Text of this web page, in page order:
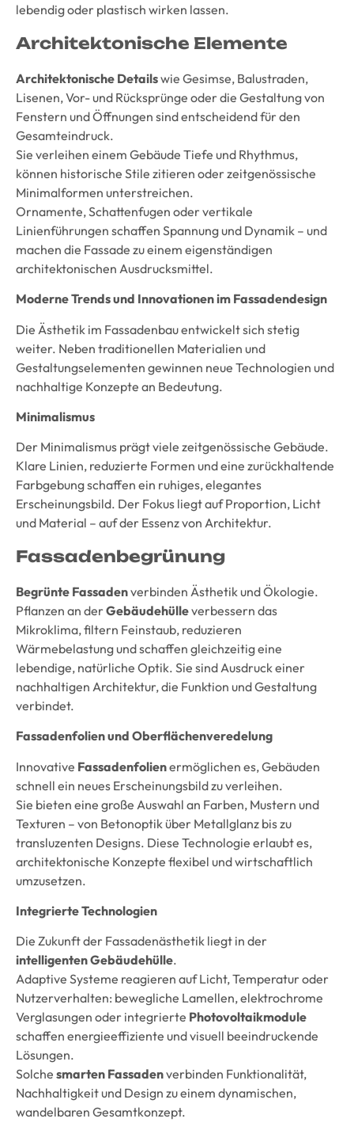
lebendig oder plastisch wirken lassen.
Architektonische Elemente
Architektonische Detailswie Gesimse, Balustraden,
Lisenen, Vor- und Rücksprünge oder die Gestaltung von
Fenstern und Öffnungen sind entscheidend für den
Gesamteindruck.
Sie verleihen einem Gebäude Tiefe und Rhythmus,
können historische Stile zitieren oder zeitgenössische
Minimalformen unterstreichen.
Ornamente, Schattenfugen oder vertikale
Linienführungen schaffen Spannung und Dynamik – und
machen die Fassade zu einem eigenständigen
architektonischen Ausdrucksmittel.
Moderne Trends und Innovationen im Fassadendesign
Die Ästhetik im Fassadenbau entwickelt sich stetig
weiter. Neben traditionellen Materialien und
Gestaltungselementen gewinnen neue Technologien und
nachhaltige Konzepte an Bedeutung.
Minimalismus
Der Minimalismus prägt viele zeitgenössische Gebäude.
Klare Linien, reduzierte Formen und eine zurückhaltende
Farbgebung schaffen ein ruhiges, elegantes
Erscheinungsbild. Der Fokus liegt auf Proportion, Licht
und Material – auf der Essenz von Architektur.
Fassadenbegrünung
Begrünte Fassadenverbinden Ästhetik und Ökologie.
Pflanzen an derGebäudehülleverbessern das
Mikroklima, filtern Feinstaub, reduzieren
Wärmebelastung und schaffen gleichzeitig eine
lebendige, natürliche Optik. Sie sind Ausdruck einer
nachhaltigen Architektur, die Funktion und Gestaltung
verbindet.
Fassadenfolien und Oberflächenveredelung
Innovative Fassadenfolienermöglichen es, Gebäuden
schnell ein neues Erscheinungsbild zu verleihen.
Sie bieten eine große Auswahl an Farben, Mustern und
Texturen – von Betonoptik über Metallglanz bis zu
transluzenten Designs. Diese Technologie erlaubt es,
architektonische Konzepte flexibel und wirtschaftlich
umzusetzen.
Integrierte Technologien
Die Zukunft der Fassadenästhetik liegt in der
intelligenten Gebäudehülle.
Adaptive Systeme reagieren auf Licht, Temperatur oder
Nutzerverhalten: bewegliche Lamellen, elektrochrome
Verglasungen oder integrierte Photovoltaikmodule
schaffen energieeffiziente und visuell beeindruckende
Lösungen.
Solche smarten Fassadenverbinden Funktionalität,
Nachhaltigkeit und Design zu einem dynamischen,
wandelbaren Gesamtkonzept.